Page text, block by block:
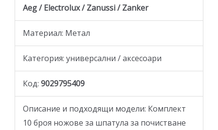
Aeg / Electrolux / Zanussi / Zanker
Материал: Метал
Категория: универсални / аксесоари
Код: 9029795409
Описание и подходящи модели: Комплект
10 броя ножове за шпатула за почистване